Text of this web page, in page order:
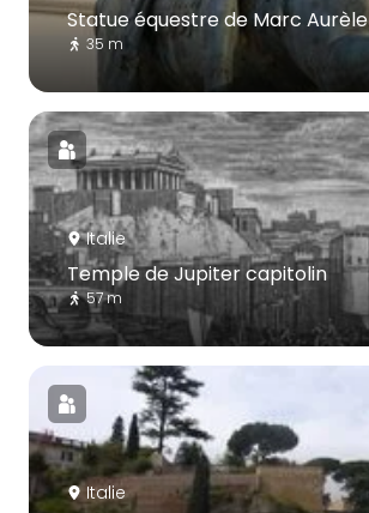
Statue équestre de Marc Aurèle
35 m
Italie
Temple de Jupiter capitolin
57 m
Italie